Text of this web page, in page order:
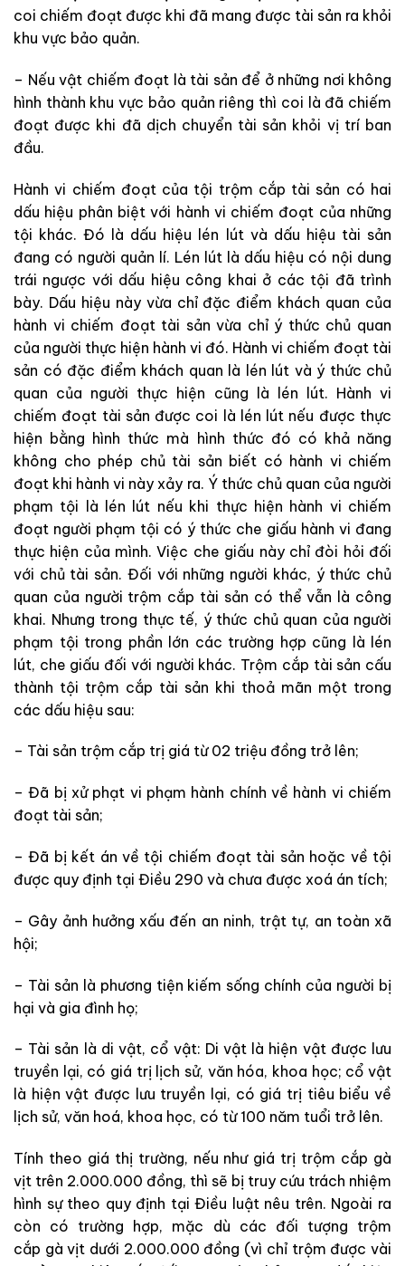
coi chiếm đoạt được khi đã mang được tài sản ra khỏi
khu vực bảo quản.
– Nếu vật chiếm đoạt là tài sản để ở những nơi không
hình thành khu vực bảo quản riêng thì coi là đã chiếm
đoạt được khi đã dịch chuyển tài sản khỏi vị trí ban
đầu.
Hành vi chiếm đoạt của tội trộm cắp tài sản có hai
dấu hiệu phân biệt với hành vi chiếm đoạt của những
tội khác. Đó là dấu hiệu lén lút và dấu hiệu tài sản
đang có người quản lí. Lén lút là dấu hiệu có nội dung
trái ngược với dấu hiệu công khai ở các tội đã trình
bày. Dấu hiệu này vừa chỉ đặc điểm khách quan của
hành vi chiếm đoạt tài sản vừa chỉ ý thức chủ quan
của người thực hiện hành vi đó. Hành vi chiếm đoạt tài
sản có đặc điểm khách quan là lén lút và ý thức chủ
quan của người thực hiện cũng là lén lút. Hành vi
chiếm đoạt tài sản được coi là lén lút nếu được thực
hiện bằng hình thức mà hình thức đó có khả năng
không cho phép chủ tài sản biết có hành vi chiếm
đoạt khi hành vi này xảy ra. Ý thức chủ quan của người
phạm tội là lén lút nếu khi thực hiện hành vi chiếm
đoạt người phạm tội có ý thức che giấu hành vi đang
thực hiện của mình. Việc che giấu này chỉ đòi hỏi đối
với chủ tài sản. Đối với những người khác, ý thức chủ
quan của người trộm cắp tài sản có thể vẫn là công
khai. Nhưng trong thực tế, ý thức chủ quan của người
phạm tội trong phần lớn các trường hợp cũng là lén
lút, che giấu đối với người khác. Trộm cắp tài sản cấu
thành tội trộm cắp tài sản khi thoả mãn một trong
các dấu hiệu sau:
– Tài sản trộm cắp trị giá từ 02 triệu đồng trở lên;
– Đã bị xử phạt vi phạm hành chính về hành vi chiếm
đoạt tài sản;
– Đã bị kết án về tội chiếm đoạt tài sản hoặc về tội
được quy định tại Điều 290 và chưa được xoá án tích;
– Gây ảnh hưởng xấu đến an ninh, trật tự, an toàn xã
hội;
– Tài sản là phương tiện kiếm sống chính của người bị
hại và gia đình họ;
– Tài sản là di vật, cổ vật: Di vật là hiện vật được lưu
truyền lại, có giá trị lịch sử, văn hóa, khoa học; cổ vật
là hiện vật được lưu truyền lại, có giá trị tiêu biểu về
lịch sử, văn hoá, khoa học, có từ 100 năm tuổi trở lên.
Tính theo giá thị trường, nếu như giá trị trộm cắp gà
vịt trên 2.000.000 đồng, thì sẽ bị truy cứu trách nhiệm
hình sự theo quy định tại Điều luật nêu trên. Ngoài ra
còn có trường hợp, mặc dù các đối tượng trộm
cắp gà vịt dưới 2.000.000 đồng (vì chỉ trộm được vài